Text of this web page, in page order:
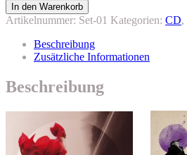
In den Warenkorb
Artikelnummer: Set-01 Kategorien: CD,
Beschreibung
Zusätzliche Informationen
Beschreibung